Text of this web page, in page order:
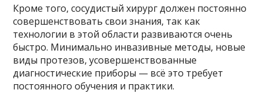
Кроме того, сосудистый хирург должен постоянно
совершенствовать свои знания, так как
технологии в этой области развиваются очень
быстро. Минимально инвазивные методы, новые
виды протезов, усовершенствованные
диагностические приборы — всё это требует
постоянного обучения и практики.